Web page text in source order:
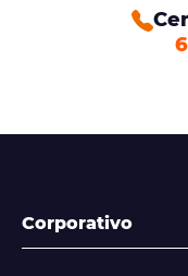
Corporativo